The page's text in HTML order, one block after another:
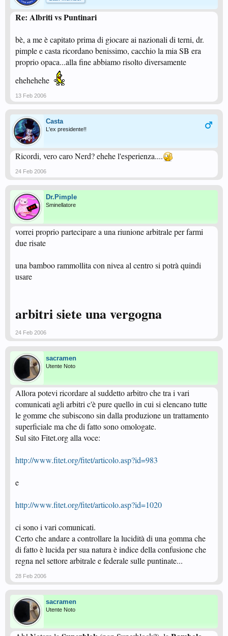
Re: Albriti vs Puntinari
bè, a me è capitato prima di giocare ai nazionali di terni, dr.
pimple e casta ricordano benissimo, cacchio la mia SB era
proprio opaca...alla fine abbiamo risolto diversamente
ehehehehe
13 Feb 2006
Casta
L'ex presidente!!
Ricordi, vero caro Nerd? ehehe l'esperienza....
24 Feb 2006
Dr.Pimple
Sminellatore
vorrei proprio partecipare a una riunione arbitrale per farmi
due risate
una bamboo rammollita con nivea al centro si potrà quindi
usare
arbitri siete una vergogna
24 Feb 2006
sacramen
Utente Noto
Allora potevi ricordare al suddetto arbitro che tra i vari
comunicati agli arbitri c'è pure quello in cui si elencano tutte
le gomme che subiscono sin dalla produzione un trattamento
superficiale ma che di fatto sono omologate.
Sul sito Fitet.org alla voce:
http://www.fitet.org/fitet/articolo.asp?id=983
e
http://www.fitet.org/fitet/articolo.asp?id=1020
ci sono i vari comunicati.
Certo che andare a controllare la lucidità di una gomma che
di fatto è lucida per sua natura è indice della confusione che
regna nel settore arbitrale e federale sulle puntinate...
28 Feb 2006
sacramen
Utente Noto